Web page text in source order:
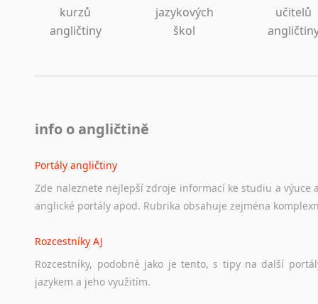
kurzů
angličtiny
jazykových
škol
učitelů
info o angličtině
Portály angličtiny
Zde naleznete nejlepší zdroje informací ke studiu a výuce
anglické portály apod. Rubrika obsahuje zejména
Rozcestníky AJ
Rozcestníky, podobné jako je tento, s tipy na další
jazykem a jeho využitím.